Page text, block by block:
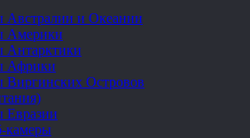
Австралии и Океании
Америки
Антарктики
Африки
Виргинских Островов
Евразии
камеры